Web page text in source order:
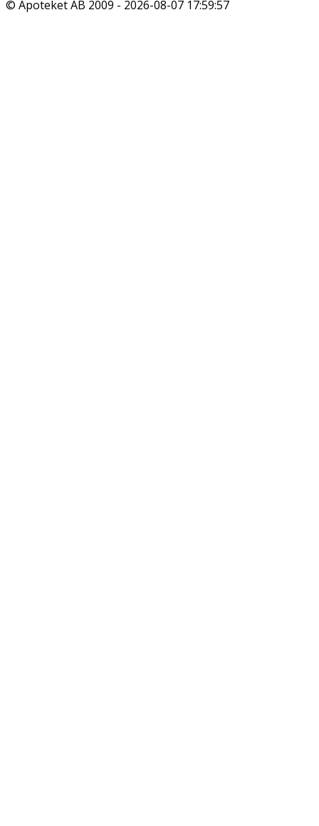
© Apoteket AB 2009 - 2026-08-07 17:59:57